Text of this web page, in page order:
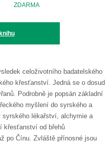
ZDARMA
celoživotního badatelského
křesťanství. Jedná se o dosud
Podrobně je popsán základní
myšlení do syrského a
syrského lékařství, alchymie a
křesťanství od břehů
po Čínu. Zvláště přínosné jsou